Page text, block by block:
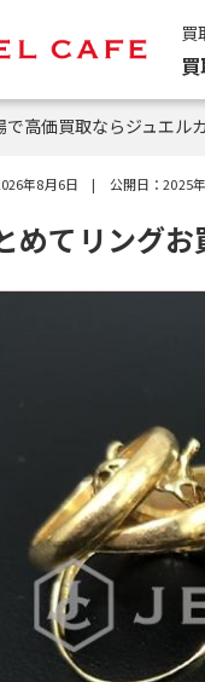
買
で高価買取ならジュエル
年8月6日 | 公開日：2025
めてリング